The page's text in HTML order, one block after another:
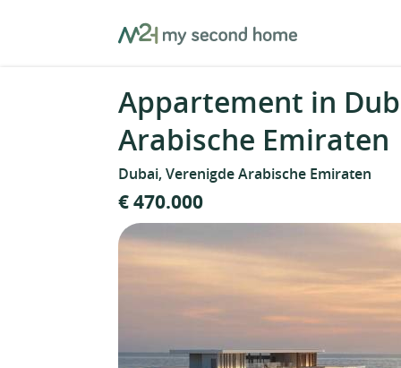
MySecondHome
Appartement in
Arabische Emiraten
Dubai, Verenigde Arabische Emiraten
€ 470.000